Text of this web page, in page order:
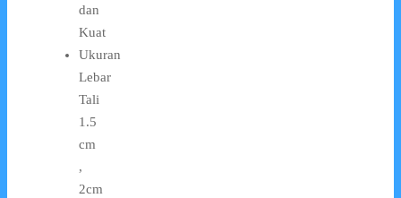
dan
Kuat
Ukuran
Lebar
Tali
1.5
cm
,
2cm